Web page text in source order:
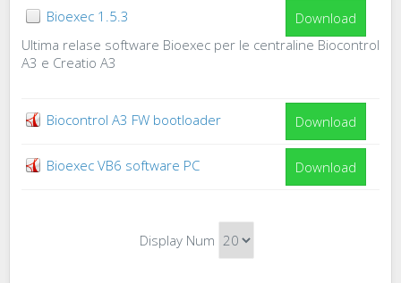
Bioexec 1.5.3
Download
Ultima relase software Bioexec per le centraline Biocontrol
A3 e Creatio A3
Biocontrol A3 FW bootloader Download
Bioexec VB6 software PC Download
Display Num